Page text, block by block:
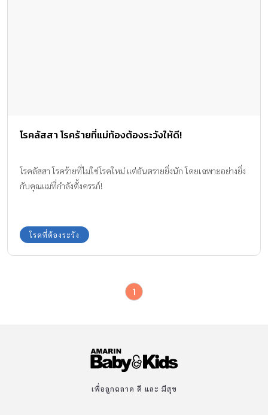
โรคลัสสา โรคร้ายที่แม่ท้องต้องระวังให้ดี!
โรคลัสสา โรคร้ายที่ไม่ใช่โรคใหม่ แต่อันตรายยิ่งนัก โดยเฉพาะอย่างยิ่ง
กับคุณแม่ที่กำลังตั้งครรภ์!
โรคที่ต้องระวัง
1
เพื่อลูกฉลาด ดี และ มีสุข